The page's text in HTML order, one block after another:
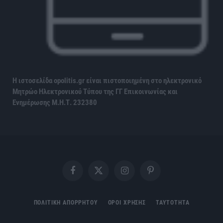
Η ιστοσελίδα opolitis.gr είναι πιστοποιημένη στο ηλεκτρονικό
Μητρώο Ηλεκτρονικού Τύπου της ΓΓ Επικοινωνίας και
Ενημέρωσης Μ.Η.Τ. 232380
Facebook X
InstagramPinterest
ΠΟΛΙΤΙΚΗ ΑΠΟΡΡΗΤΟΥ ΟΡΟΙ ΧΡΗΣΗΣ ΤΑΥΤΟΤΗΤΑ